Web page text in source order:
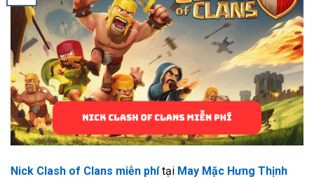
Nick Clash of Clans miễn phítại May Mặc Hưng Thịnh